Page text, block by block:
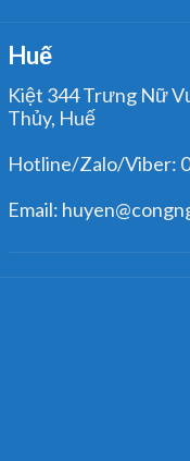
Huế
Kiệt 344 Trưng Nữ
Thủy, Huế
Hotline/Zalo/Viber:
Email: